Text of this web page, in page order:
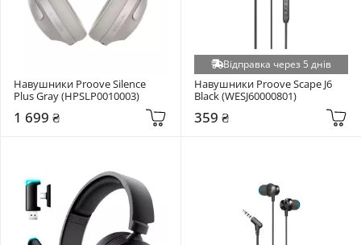
Навушники Proove Silence
Plus Gray (HPSLP0010003)
1 699 ₴
Відправка через 5 днів
Навушники Proove Scape J6
Black (WESJ60000801)
359 ₴